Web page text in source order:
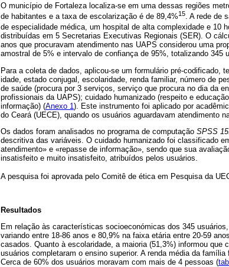
O município de Fortaleza localiza-se em uma dessas regiões
de habitantes e a taxa de escolarização é de 89,4%15 . A rede de
de especialidade médica, um hospital de alta complexidade e 10
distribuídas em 5 Secretarias Executivas Regionais (SER). O
anos que procuravam atendimento nas UAPS considerou uma
amostral de 5% e intervalo de confiança de 95%, totalizando 345
Para a coleta de dados, aplicou-se um formulário pré-codificado,
idade, estado conjugal, escolaridade, renda familiar, número de
de saúde (procura por 3 serviços, serviço que procura no dia da
profissionais da UAPS); cuidado humanizado (respeito e
informação) (Anexo 1). Este instrumento foi aplicado por
do Ceará (UECE), quando os usuários aguardavam atendimento
Os dados foram analisados no programa de computação SPSS
descritiva das variáveis. O cuidado humanizado foi classificado
atendimento» e «repasse de informação», sendo que sua
insatisfeito e muito insatisfeito, atribuídos pelos usuários.
A pesquisa foi aprovada pelo Comitê de ética em Pesquisa da
Resultados
Em relação às características socioeconómicas dos 345
variando entre 18-86 anos e 80,9% na faixa etária entre 20-59
casados. Quanto à escolaridade, a maioria (51,3%) informou que
usuários completaram o ensino superior. A renda média da
Cerca de 60% dos usuários moravam com mais de 4 pessoas (